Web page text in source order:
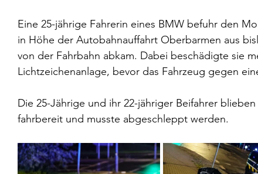
Eine 25-jährige Fahrerin eines BMW befuhr den
in Höhe der Autobahnauffahrt Oberbarmen aus
von der Fahrbahn abkam. Dabei beschädigte sie
Lichtzeichenanlage, bevor das Fahrzeug gegen
Die 25-Jährige und ihr 22-jähriger Beifahrer
fahrbereit und musste abgeschleppt werden.